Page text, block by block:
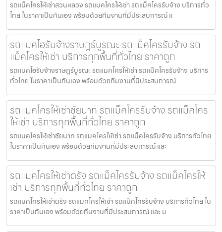
รถแม็คโครให้เช่าสวนหลวง รถแมคโครให้เช่า รถแม็คโครรับจ้าง บริการทั่ว
ไทย ในราคาเป็นกันเอง พร้อมด้วยทีมงานที่มีประสบการณ์ แ
รถแบคโฮรับจ้างราษฎร์บูรณะ รถแม็คโครรับจ้าง รถ
แม็คโครให้เช่า บริการทุกพื้นที่ทั่วไทย ราคาถูก
รถแบคโฮรับจ้างราษฎร์บูรณะ รถแมคโครให้เช่า รถแม็คโครรับจ้าง บริการ
ทั่วไทย ในราคาเป็นกันเอง พร้อมด้วยทีมงานที่มีประสบการณ์
รถแมคโครให้เช่าชัยนาท รถแม็คโครรับจ้าง รถแม็คโคร
ให้เช่า บริการทุกพื้นที่ทั่วไทย ราคาถูก
รถแมคโครให้เช่าชัยนาท รถแมคโครให้เช่า รถแม็คโครรับจ้าง บริการทั่วไทย
ในราคาเป็นกันเอง พร้อมด้วยทีมงานที่มีประสบการณ์ และ
รถแมคโครให้เช่าตรัง รถแม็คโครรับจ้าง รถแม็คโครให้
เช่า บริการทุกพื้นที่ทั่วไทย ราคาถูก
รถแมคโครให้เช่าตรัง รถแมคโครให้เช่า รถแม็คโครรับจ้าง บริการทั่วไทย ใน
ราคาเป็นกันเอง พร้อมด้วยทีมงานที่มีประสบการณ์ และ ม